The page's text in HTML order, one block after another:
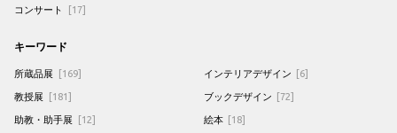
コンサート [17]
キーワード
所蔵品展 [169]
教授展 [181]
助教・助手展 [12]
インテリアデザイン [6]
ブックデザイン [72]
絵本 [18]